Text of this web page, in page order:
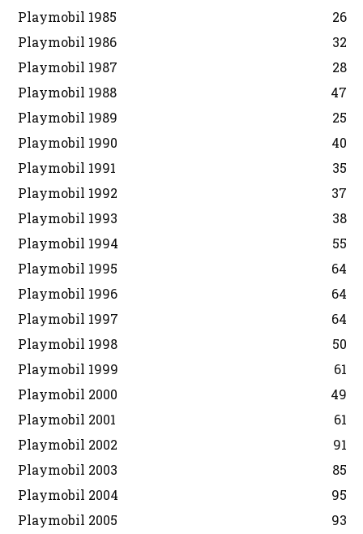
Playmobil 1985
26
Playmobil 1986
32
Playmobil 1987
28
Playmobil 1988
47
Playmobil 1989
25
Playmobil 1990
40
Playmobil 1991
35
Playmobil 1992
37
Playmobil 1993
38
Playmobil 1994
55
Playmobil 1995
64
Playmobil 1996
64
Playmobil 1997
64
Playmobil 1998
50
Playmobil 1999
61
Playmobil 2000
49
Playmobil 2001
61
Playmobil 2002
91
Playmobil 2003
85
Playmobil 2004
95
Playmobil 2005
93